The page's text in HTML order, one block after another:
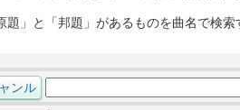
題」と「邦題」があるものを曲名で検